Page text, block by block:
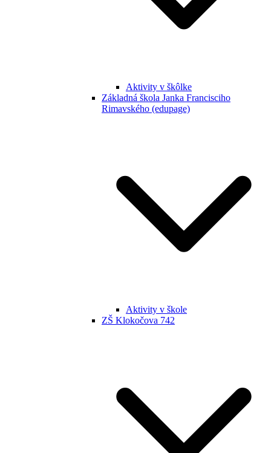
Aktivity v škôlke
Základná škola Janka Francisciho
Rimavského (edupage)
Aktivity v škole
ZŠ Klokočova 742